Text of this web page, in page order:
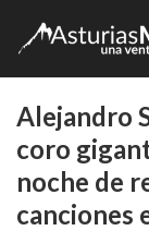
Alejandro
coro
noche de
canciones